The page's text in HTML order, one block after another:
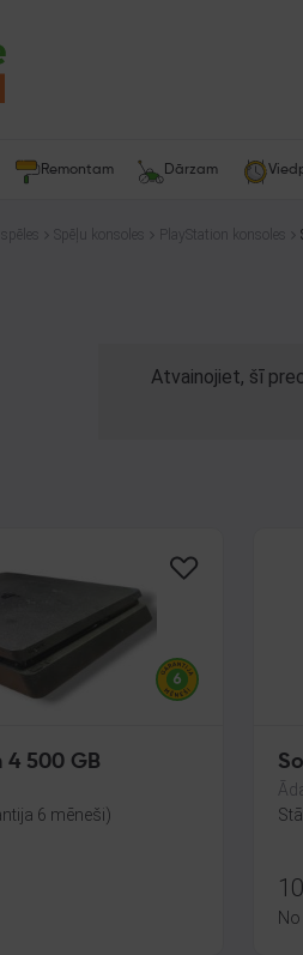
Remontam Dārzam
Spēļu konsoles PlayStation konsoles
Atvainojiet, šī
4 500 GB
6 mēneši)
No